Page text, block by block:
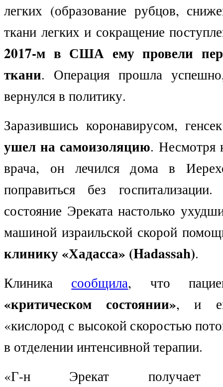
легких (образование рубцов,
ткани легких и сокращение
2017-м в США ему провели
ткани. Операция прошла
вернулся в политику.
Заразившись коронавирусом,
ушел на самоизоляцию. Несмотря
врача, он лечился дома в
поправиться без
состояние Эреката настолько
машиной израильской скорой
клинику «Хадасса» (Hadassah).
Клиника сообщила, что
«критическом состоянии», и
«кислород с высокой скоростью
в отделении интенсивной терапии.
«Г-н Эрекат получает